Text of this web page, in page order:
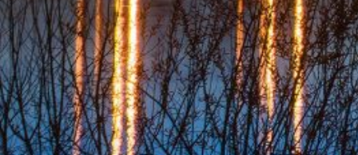
Облачность
Луна
Дождь
Гроза